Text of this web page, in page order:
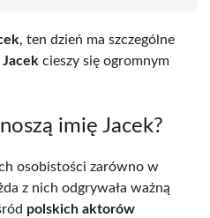
, ten dzień ma szczególne
cieszy się ogromnym
imię Jacek?
osobistości zarówno w
z nich odgrywała ważną
polskich aktorów